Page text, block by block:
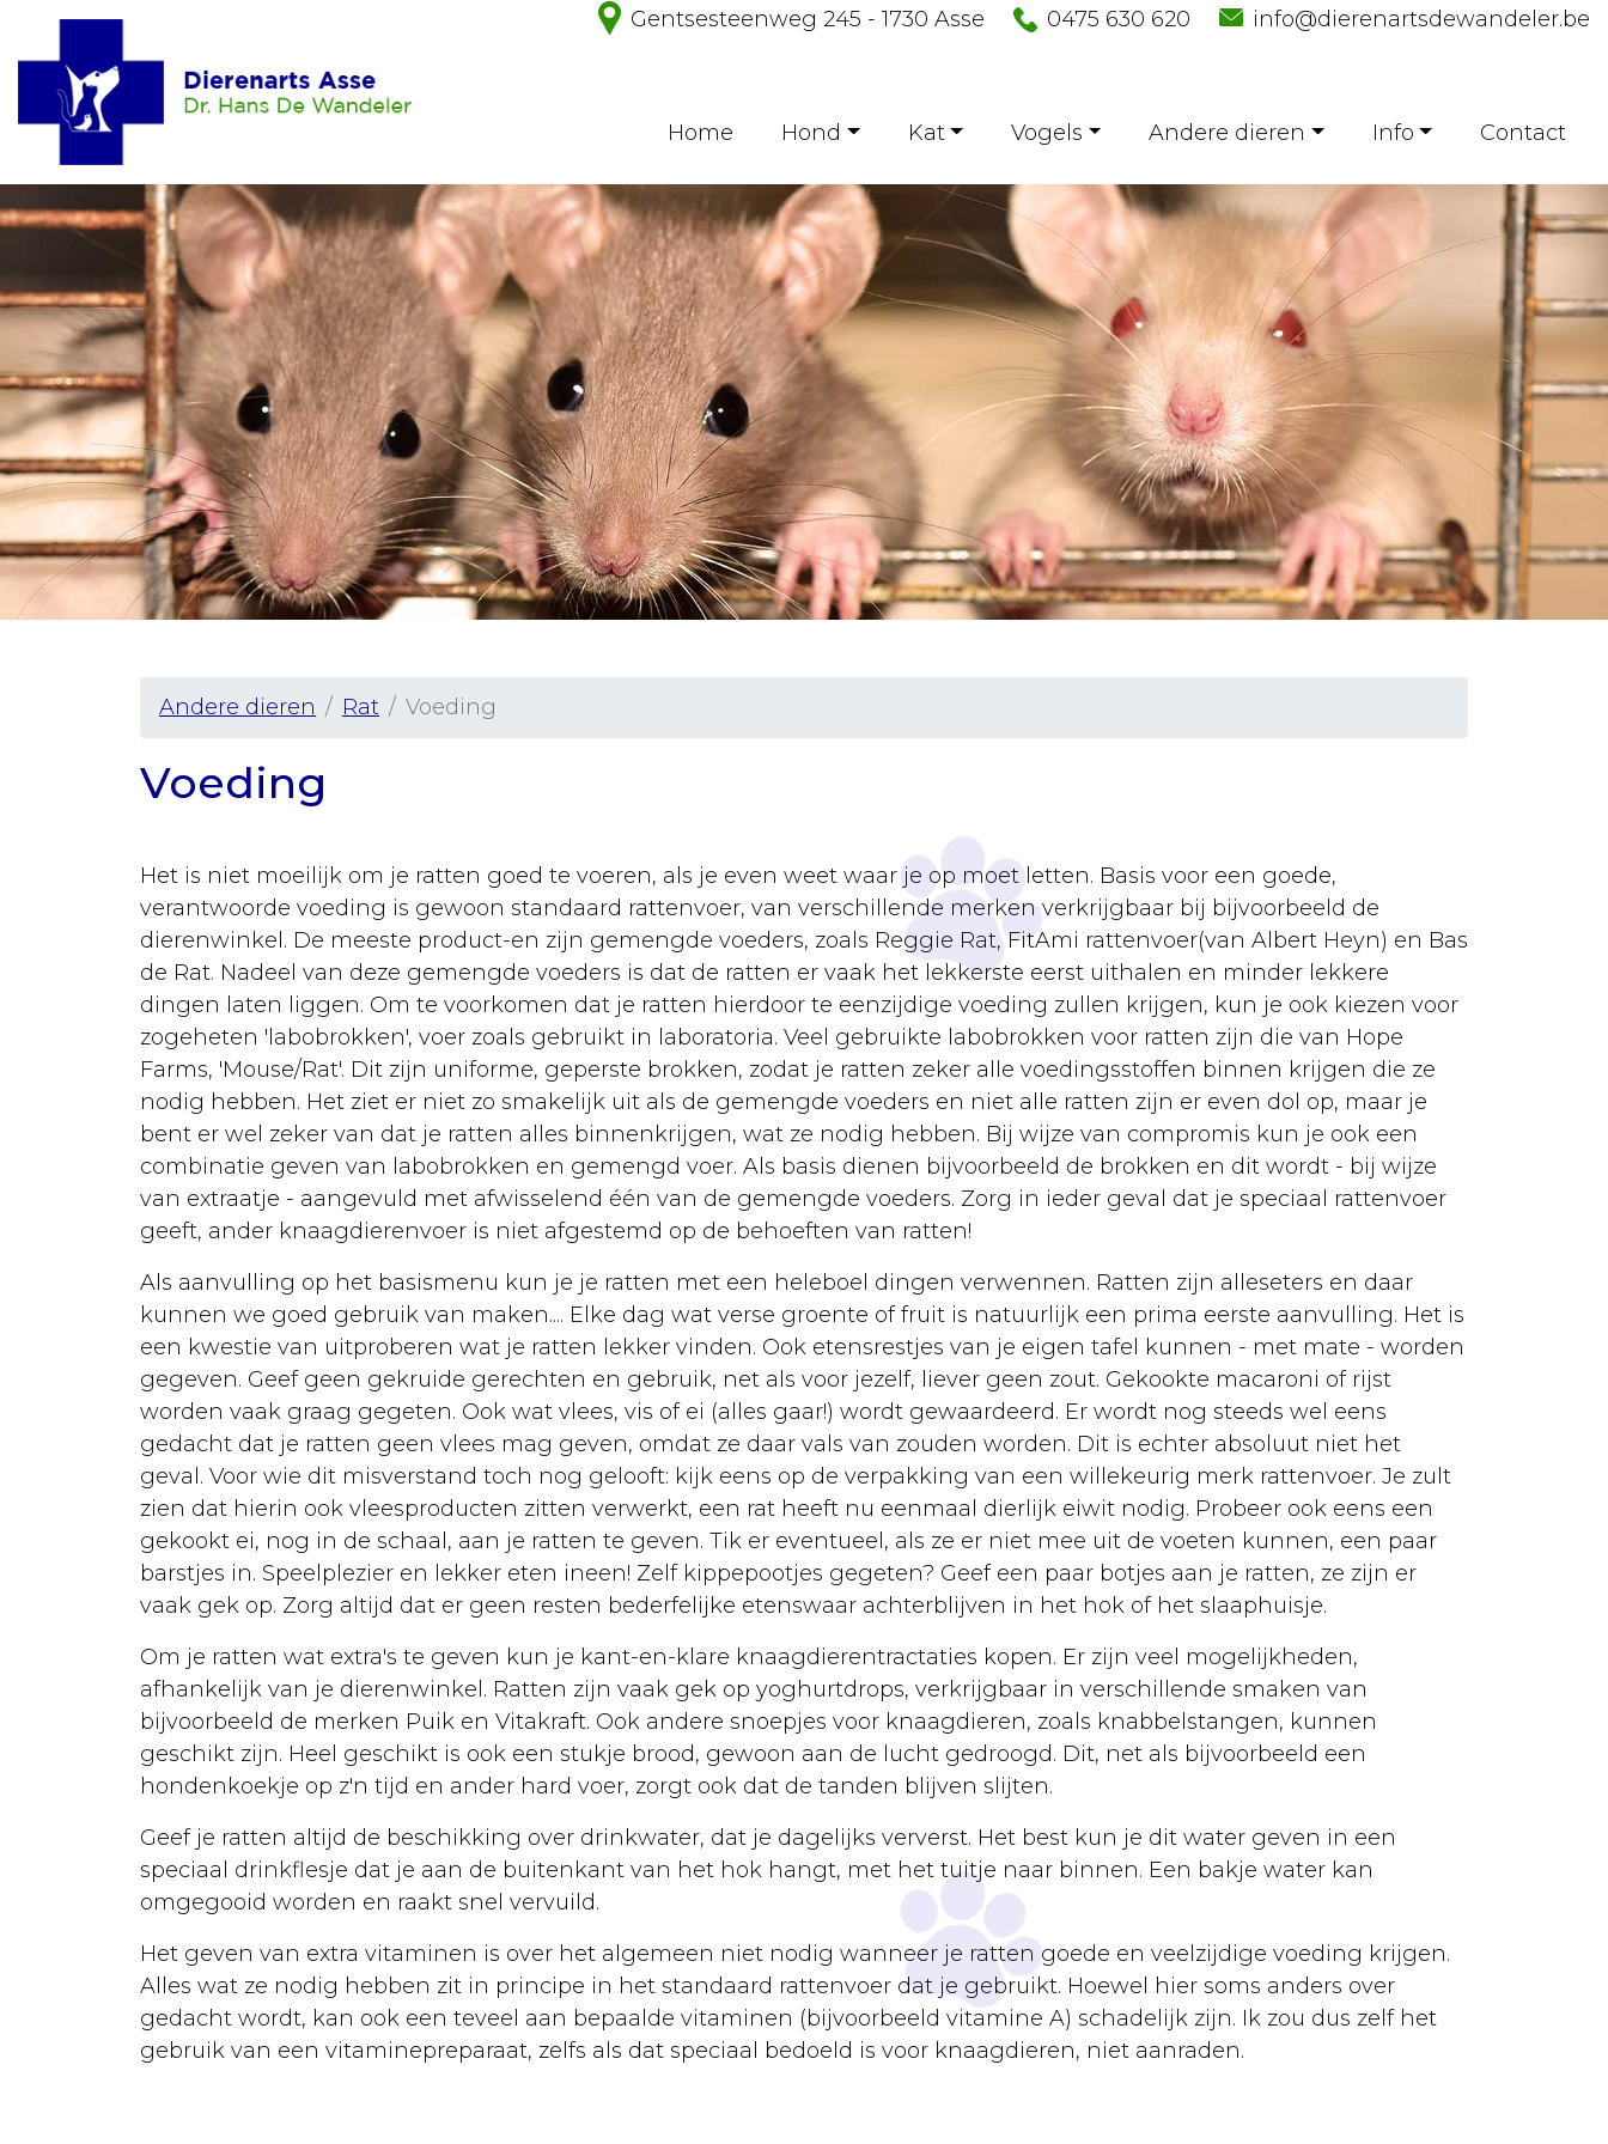
Home
Hond
Aankoop
Opvoeding
Voeding
Verzorging
Lichaamsverzorging
Dierenarts
Ontwormen
Vaccineren
Urgentie
Rassen
Castratie
Algemeen
gewichten
Vergiftiging
Euthanasie
Kanker
Aankoop
Opvoeding
Verzorging
Lichaamsverzorging
Dierenarts
Ontwormen
Kattenbak
Vaccineren
Fokken
Urgentie
Voeding
Ziekten
ziektes
Vergiftigingen
Rassen
Sterilisatie
info@dierenartsdewandeler.be
0475 630 620
Gentsesteenweg 245 - 1730 Asse
Home Hond Kat Vogels Andere dieren Info Contact
Andere dieren Rat Voeding
Voeding
Het is niet moeilijk om je ratten goed te voeren, als je even weet waar je op moet letten. Basis voor een goede,
verantwoorde voeding is gewoon standaard rattenvoer, van verschillende merken verkrijgbaar bij bijvoorbeeld de
dierenwinkel. De meeste product-en zijn gemengde voeders, zoals Reggie Rat, FitAmi rattenvoer(van Albert Heyn) en Bas
de Rat. Nadeel van deze gemengde voeders is dat de ratten er vaak het lekkerste eerst uithalen en minder lekkere
dingen laten liggen. Om te voorkomen dat je ratten hierdoor te eenzijdige voeding zullen krijgen, kun je ook kiezen voor
zogeheten 'labobrokken', voer zoals gebruikt in laboratoria. Veel gebruikte labobrokken voor ratten zijn die van Hope
Farms, 'Mouse/Rat'. Dit zijn uniforme, geperste brokken, zodat je ratten zeker alle voedingsstoffen binnen krijgen die ze
nodig hebben. Het ziet er niet zo smakelijk uit als de gemengde voeders en niet alle ratten zijn er even dol op, maar je
bent er wel zeker van dat je ratten alles binnenkrijgen, wat ze nodig hebben. Bij wijze van compromis kun je ook een
combinatie geven van labobrokken en gemengd voer. Als basis dienen bijvoorbeeld de brokken en dit wordt - bij wijze
van extraatje - aangevuld met afwisselend één van de gemengde voeders. Zorg in ieder geval dat je speciaal rattenvoer
geeft, ander knaagdierenvoer is niet afgestemd op de behoeften van ratten!
Als aanvulling op het basismenu kun je je ratten met een heleboel dingen verwennen. Ratten zijn alleseters en daar
kunnen we goed gebruik van maken.... Elke dag wat verse groente of fruit is natuurlijk een prima eerste aanvulling. Het is
een kwestie van uitproberen wat je ratten lekker vinden. Ook etensrestjes van je eigen tafel kunnen - met mate - worden
gegeven. Geef geen gekruide gerechten en gebruik, net als voor jezelf, liever geen zout. Gekookte macaroni of rijst
worden vaak graag gegeten. Ook wat vlees, vis of ei (alles gaar!) wordt gewaardeerd. Er wordt nog steeds wel eens
gedacht dat je ratten geen vlees mag geven, omdat ze daar vals van zouden worden. Dit is echter absoluut niet het
geval. Voor wie dit misverstand toch nog gelooft: kijk eens op de verpakking van een willekeurig merk rattenvoer. Je zult
zien dat hierin ook vleesproducten zitten verwerkt, een rat heeft nu eenmaal dierlijk eiwit nodig. Probeer ook eens een
gekookt ei, nog in de schaal, aan je ratten te geven. Tik er eventueel, als ze er niet mee uit de voeten kunnen, een paar
barstjes in. Speelplezier en lekker eten ineen! Zelf kippepootjes gegeten? Geef een paar botjes aan je ratten, ze zijn er
vaak gek op. Zorg altijd dat er geen resten bederfelijke etenswaar achterblijven in het hok of het slaaphuisje.
Om je ratten wat extra's te geven kun je kant-en-klare knaagdierentractaties kopen. Er zijn veel mogelijkheden,
afhankelijk van je dierenwinkel. Ratten zijn vaak gek op yoghurtdrops, verkrijgbaar in verschillende smaken van
bijvoorbeeld de merken Puik en Vitakraft. Ook andere snoepjes voor knaagdieren, zoals knabbelstangen, kunnen
geschikt zijn. Heel geschikt is ook een stukje brood, gewoon aan de lucht gedroogd. Dit, net als bijvoorbeeld een
hondenkoekje op z'n tijd en ander hard voer, zorgt ook dat de tanden blijven slijten.
Geef je ratten altijd de beschikking over drinkwater, dat je dagelijks ververst. Het best kun je dit water geven in een
speciaal drinkflesje dat je aan de buitenkant van het hok hangt, met het tuitje naar binnen. Een bakje water kan
omgegooid worden en raakt snel vervuild.
Het geven van extra vitaminen is over het algemeen niet nodig wanneer je ratten goede en veelzijdige voeding krijgen.
Alles wat ze nodig hebben zit in principe in het standaard rattenvoer dat je gebruikt. Hoewel hier soms anders over
gedacht wordt, kan ook een teveel aan bepaalde vitaminen (bijvoorbeeld vitamine A) schadelijk zijn. Ik zou dus zelf het
gebruik van een vitaminepreparaat, zelfs als dat speciaal bedoeld is voor knaagdieren, niet aanraden.